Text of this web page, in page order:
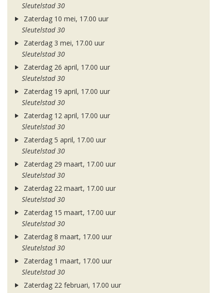
Sleutelstad 30
Zaterdag 10 mei, 17.00 uur
Sleutelstad 30
Zaterdag 3 mei, 17.00 uur
Sleutelstad 30
Zaterdag 26 april, 17.00 uur
Sleutelstad 30
Zaterdag 19 april, 17.00 uur
Sleutelstad 30
Zaterdag 12 april, 17.00 uur
Sleutelstad 30
Zaterdag 5 april, 17.00 uur
Sleutelstad 30
Zaterdag 29 maart, 17.00 uur
Sleutelstad 30
Zaterdag 22 maart, 17.00 uur
Sleutelstad 30
Zaterdag 15 maart, 17.00 uur
Sleutelstad 30
Zaterdag 8 maart, 17.00 uur
Sleutelstad 30
Zaterdag 1 maart, 17.00 uur
Sleutelstad 30
Zaterdag 22 februari, 17.00 uur